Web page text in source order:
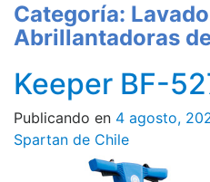
Categoría:
Abrillantadoras
Keeper BF-
Publicando en 4 agosto,
Spartan de Chile